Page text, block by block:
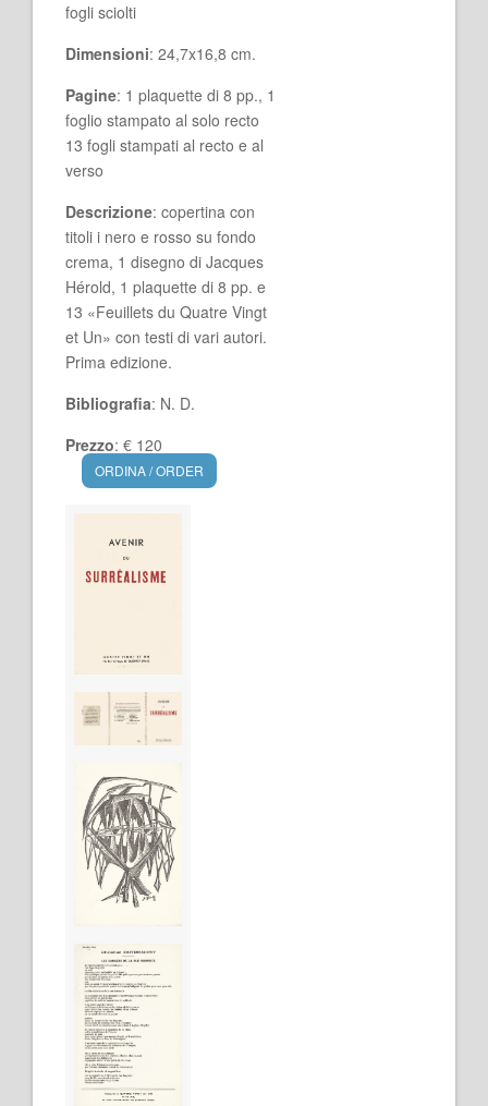
fogli sciolti
Dimensioni: 24,7x16,8 cm.
Pagine: 1 plaquette di 8 pp., 1
foglio stampato al solo recto
13 fogli stampati al recto e al
verso
Descrizione: copertina con
titoli i nero e rosso su fondo
crema, 1 disegno di Jacques
Hérold, 1 plaquette di 8 pp. e
13 «Feuillets du Quatre Vingt
et Un» con testi di vari autori.
Prima edizione.
Bibliografia: N. D.
Prezzo: € 120
ORDINA / ORDER